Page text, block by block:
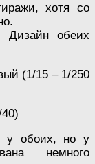
хотя со
Дизайн обеих
(1/15 – 1/250
у обоих, но у
немного